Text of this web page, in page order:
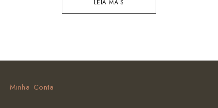
LEIA MAIS
Minha Conta